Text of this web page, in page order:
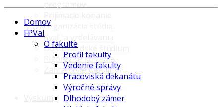
Organizácia štúdia
Kvalita vzdelávania
Doktorandské štúdium
Rigorózne konanie
Zahraničné mobility
Domov
FPVaI
O fakulte
Profil fakulty
Vedenie fakulty
Pracoviská dekanátu
Výročné správy
Dlhodobý zámer